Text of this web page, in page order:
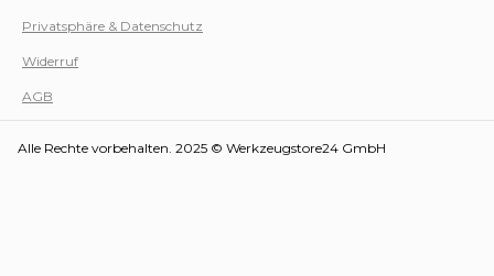
Privatsphäre & Datenschutz
Widerruf
AGB
Alle Rechte vorbehalten. 2025 © Werkzeugstore24 GmbH